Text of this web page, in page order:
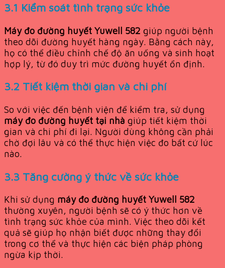
3.1 Kiểm soát tình trạng sức khỏe
Máy đo đường huyết Yuwell 582 giúp người bệnh
theo dõi đường huyết hàng ngày. Bằng cách này,
họ có thể điều chỉnh chế độ ăn uống và sinh hoạt
hợp lý, từ đó duy trì mức đường huyết ổn định.
3.2 Tiết kiệm thời gian và chi phí
So với việc đến bệnh viện để kiểm tra, sử dụng
máy đo đường huyết tại nhà giúp tiết kiệm thời
gian và chi phí đi lại. Người dùng không cần phải
chờ đợi lâu và có thể thực hiện việc đo bất cứ lúc
nào.
3.3 Tăng cường ý thức về sức khỏe
Khi sử dụng máy đo đường huyết Yuwell 582
thường xuyên, người bệnh sẽ có ý thức hơn về
tình trạng sức khỏe của mình. Việc theo dõi kết
quả sẽ giúp họ nhận biết được những thay đổi
trong cơ thể và thực hiện các biện pháp phòng
ngừa kịp thời.